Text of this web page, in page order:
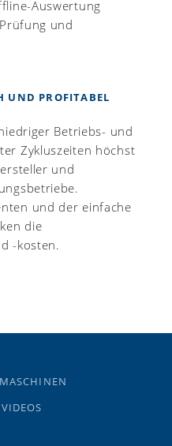
Auswertung
und
UND PROFITABEL
Betriebs- und
Zykluszeiten höchst
und
und der einfache
die
-kosten.